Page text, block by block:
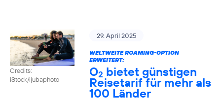
Credits:
iStock/ljubaphoto
29. April 2025
WELTWEITE ROAMING-OPTION
ERWEITERT:
O2 bietet günstigen
Reisetarif für mehr als
100 Länder